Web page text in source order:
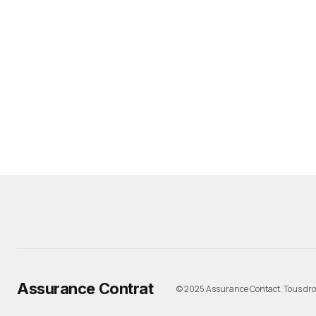
Assurance Contrat © 2025 Assurance Contact. Tous